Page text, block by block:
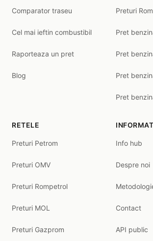
Comparator traseu
Cel mai ieftin combustibil
Raporteaza un pret
Blog
Preturi
Pret
Pret
Pret
Pret
RETELE
Preturi Petrom
Preturi OMV
Preturi Rompetrol
Preturi MOL
Preturi Gazprom
Info hub
Despre noi
Contact
API public